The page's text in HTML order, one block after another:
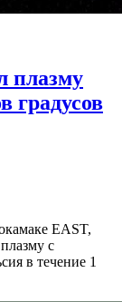
плазму
градусов
EAST,
с
в течение 1